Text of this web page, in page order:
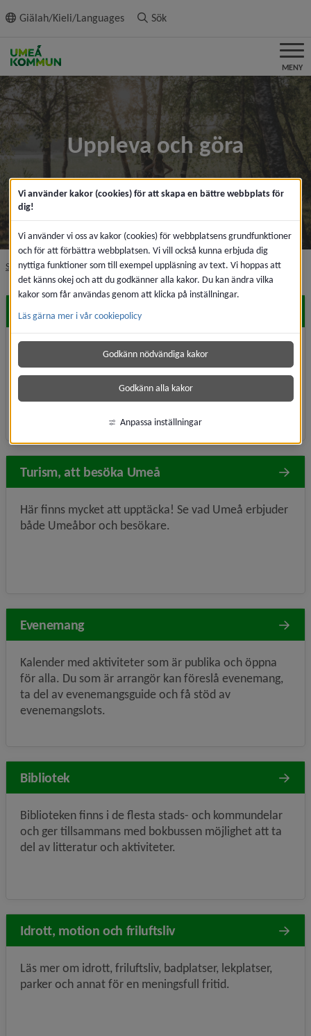
innehållet
Giälah/Kieli/Languages Sök
MENY
Uppleva och göra
Startsida Uppleva och göranivå i brödsmulenavigeringen
Hitta snabbt
Aktiviteter, allmänhetens tider
Fritidsgårdar
Fritid, funktionsnedsättning
Boka anläggning
Turism, att besöka Umeå
Här finns mycket att upptäcka! Se vad Umeå erbjuder
både Umeåbor och besökare.
Evenemang
Kalender med aktiviteter som är publika och öppna
för alla. Du som är arrangör kan föreslå evenemang,
ta del av evenemangsguide och få stöd av
evenemangslots.
Bibliotek
Biblioteken finns i de flesta stads- och kommundelar
och ger tillsammans med bokbussen möjlighet att ta
del av litteratur och aktiviteter.
Idrott, motion och friluftsliv
Läs mer om idrott, friluftsliv, badplatser, lekplatser,
parker och annat för en meningsfull fritid.
Vi använder kakor (cookies) för att skapa en bättre webbplats för
dig!
Vi använder vi oss av kakor (cookies) för webbplatsens grundfunktioner
och för att förbättra webbplatsen. Vi vill också kunna erbjuda dig
nyttiga funktioner som till exempel uppläsning av text. Vi hoppas att
det känns okej och att du godkänner alla kakor. Du kan ändra vilka
kakor som får användas genom att klicka på inställningar.
Läs gärna mer i vår cookiepolicy
Godkänn nödvändiga kakor
Godkänn alla kakor
Anpassa inställningar